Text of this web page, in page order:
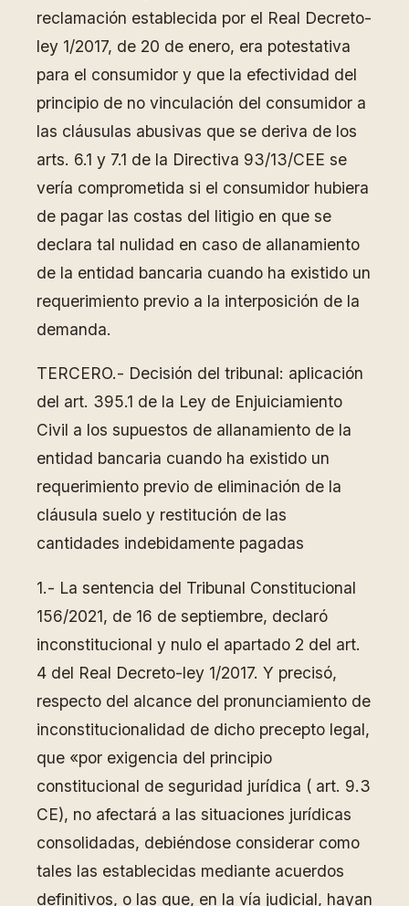
reclamación establecida por el Real Decreto-
ley 1/2017, de 20 de enero, era potestativa
para el consumidor y que la efectividad del
principio de no vinculación del consumidor a
las cláusulas abusivas que se deriva de los
arts. 6.1 y 7.1 de la Directiva 93/13/CEE se
vería comprometida si el consumidor hubiera
de pagar las costas del litigio en que se
declara tal nulidad en caso de allanamiento
de la entidad bancaria cuando ha existido un
requerimiento previo a la interposición de la
demanda.
TERCERO.- Decisión del tribunal: aplicación
del art. 395.1 de la Ley de Enjuiciamiento
Civil a los supuestos de allanamiento de la
entidad bancaria cuando ha existido un
requerimiento previo de eliminación de la
cláusula suelo y restitución de las
cantidades indebidamente pagadas
1.- La sentencia del Tribunal Constitucional
156/2021, de 16 de septiembre, declaró
inconstitucional y nulo el apartado 2 del art.
4 del Real Decreto-ley 1/2017. Y precisó,
respecto del alcance del pronunciamiento de
inconstitucionalidad de dicho precepto legal,
que «por exigencia del principio
constitucional de seguridad jurídica ( art. 9.3
CE), no afectará a las situaciones jurídicas
consolidadas, debiéndose considerar como
tales las establecidas mediante acuerdos
definitivos, o las que, en la vía judicial, hayan